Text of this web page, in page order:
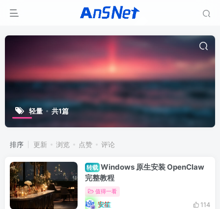
轻量 共1篇
排序 更新 浏览 点赞 评论
转载 Windows 原生安装 OpenClaw
完整教程
值得一看
安笙 114